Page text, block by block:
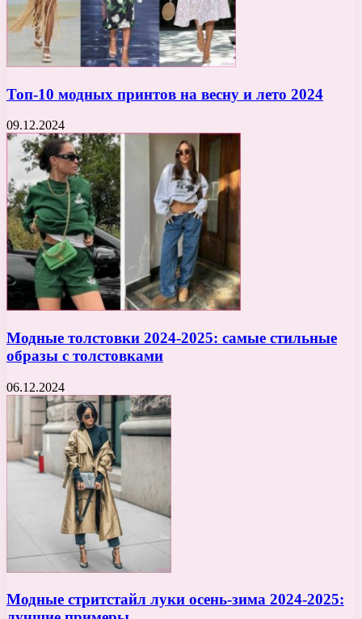
Топ-10 модных принтов на весну и лето 2024
09.12.2024
Модные толстовки 2024-2025: самые стильные
образы с толстовками
06.12.2024
Модные стритстайл луки осень-зима 2024-2025: